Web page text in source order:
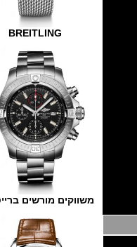
BREITLING
משווקים מורשים ברייטלינג